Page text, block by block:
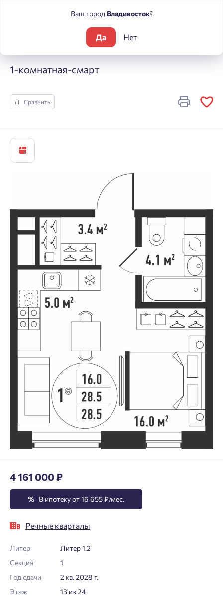
Речные кварталы
1-комнатная-смарт
Сравнить
4 161 000 ₽
% В ипотеку от 16 655 ₽/мес.
Речные кварталы
Литер
Литер 1.2
Секция
1
Год сдачи
2 кв. 2028 г.
Этаж
13 из 24
Ваш город Владивосток?
Да Нет